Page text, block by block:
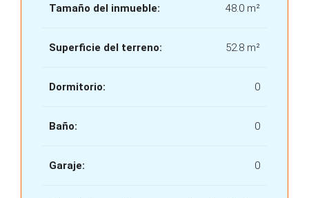
Tamaño del inmueble: 48.0 m²
Superficie del terreno: 52.8 m²
Dormitorio: 0
Baño: 0
Garaje: 0